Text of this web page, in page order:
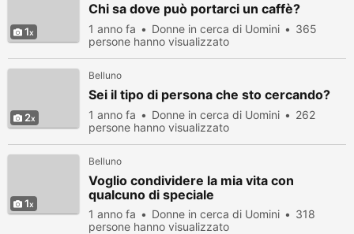
1
Chi sa dove può portarci un caffè?
1 anno fa Donne in cerca di Uomini
365
persone hanno visualizzato
2
Belluno
Sei il tipo di persona che sto cercando?
1 anno fa Donne in cerca di Uomini
262
persone hanno visualizzato
1
Belluno
Voglio condividere la mia vita con
qualcuno di speciale
1 anno fa Donne in cerca di Uomini
318
persone hanno visualizzato